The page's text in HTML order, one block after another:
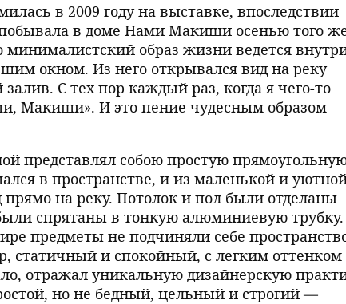
в 2009 году на выставке, впоследствии
в доме Нами Макиши осенью того
минималистский образ жизни ведется
окном. Из него открывался вид на реку
С тех пор каждый раз, когда я чего-то
Макиши». И это пение чудесным образом
представлял собою простую
в пространстве, и из маленькой и
на реку. Потолок и пол были отделаны
спрятаны в тонкую алюминиевую трубку.
предметы не подчиняли себе
статичный и спокойный, с легким оттенком
отражал уникальную дизайнерскую
но не бедный, цельный и строгий —